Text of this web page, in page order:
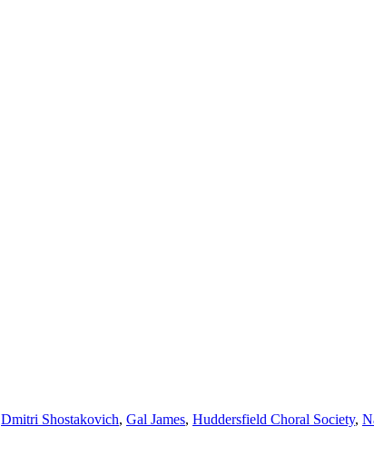
Dmitri Shostakovich, Gal James, Huddersfield Choral Society,